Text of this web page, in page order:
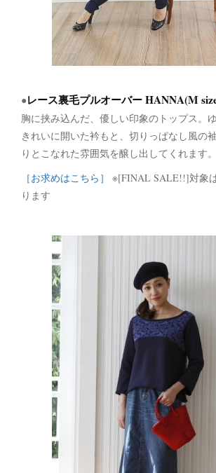
●レース裏毛プルオーバー HANNA(M
胸に挟み込んだ、優しい印象のトップス。
きれいに開いた衿もと、切りっぱなし風の
りとこなれた雰囲気を醸し出してくれます。
［お求めはこちら］
※[FINAL SALE!!]対象
ります